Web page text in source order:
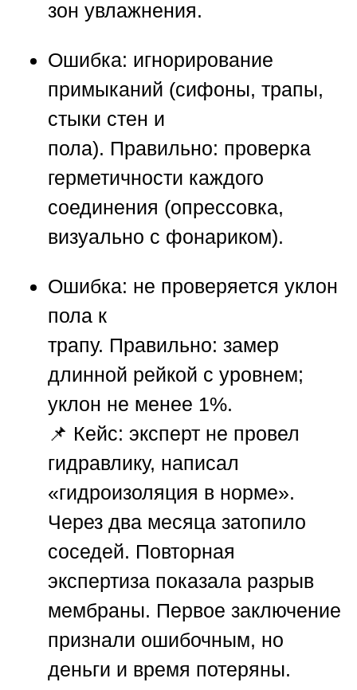
зон увлажнения.
Ошибка: игнорирование
примыканий (сифоны, трапы,
стыки стен и
пола). Правильно: проверка
герметичности каждого
соединения (опрессовка,
визуально с фонариком).
Ошибка: не проверяется уклон
пола к
трапу. Правильно: замер
длинной рейкой с уровнем;
уклон не менее 1%.
📌 Кейс: эксперт не провел
гидравлику, написал
«гидроизоляция в норме».
Через два месяца затопило
соседей. Повторная
экспертиза показала разрыв
мембраны. Первое заключение
признали ошибочным, но
деньги и время потеряны.